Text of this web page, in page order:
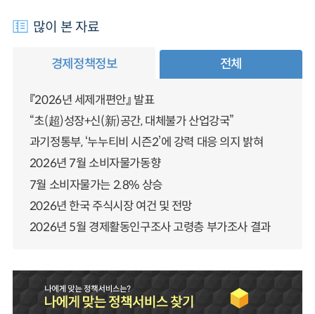
많이 본 자료
경제정책정보 전체
『2026년 세제개편안』 발표
“초(超)성장+신(新)공간, 대체불가 산업강국”
과기정통부, ‘누누티비 시즌2’에 강력 대응 의지 밝혀
2026년 7월 소비자물가동향
7월 소비자물가는 2.8% 상승
2026년 한국 주식시장 여건 및 전망
2026년 5월 경제활동인구조사 고령층 부가조사 결과